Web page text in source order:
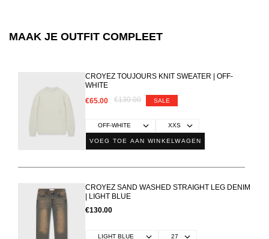
MAAK JE OUTFIT COMPLEET
CROYEZ TOUJOURS KNIT SWEATER | OFF-
WHITE
€65.00
€130.00 SALE
VOEG TOE AAN WINKELWAGEN
CROYEZ SAND WASHED STRAIGHT LEG DENIM
| LIGHT BLUE
€130.00